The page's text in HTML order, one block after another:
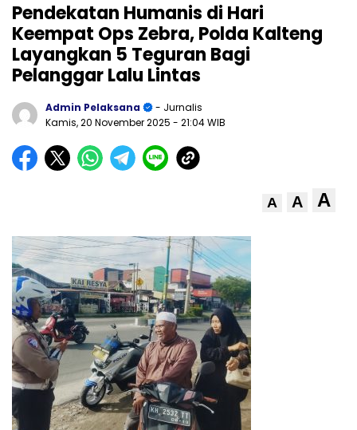
Pendekatan Humanis di Hari
Keempat Ops Zebra, Polda Kalteng
Layangkan 5 Teguran Bagi
Pelanggar Lalu Lintas
Admin Pelaksana
- Jurnalis
Kamis, 20 November 2025 - 21:04 WIB
A A A